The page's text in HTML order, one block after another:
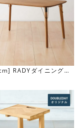
RADYダイニングテ